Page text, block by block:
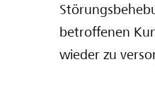
betroffenen
wieder zu